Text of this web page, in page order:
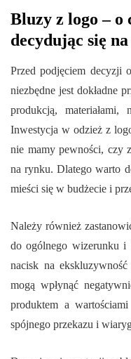
Bluzy z logo – o
decydując się
Przed podjęciem decyzji
niezbędne jest dokładne
produkcją, materiałami,
Inwestycja w odzież z
nie mamy pewności, czy
na rynku. Dlatego warto
mieści się w budżecie i
Należy również
do ogólnego wizerunku i
nacisk na
mogą wpłynąć
produktem a
spójnego przekazu i